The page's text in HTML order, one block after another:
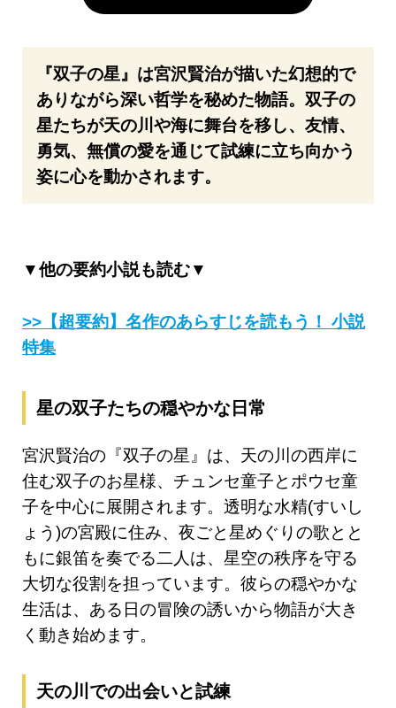
『双子の星』は宮沢賢治が描いた幻想的で
ありながら深い哲学を秘めた物語。双子の
星たちが天の川や海に舞台を移し、友情、
勇気、無償の愛を通じて試練に立ち向かう
姿に心を動かされます。
▼他の要約小説も読む▼
>>【超要約】名作のあらすじを読もう！ 小説
特集
星の双子たちの穏やかな日常
宮沢賢治の『双子の星』は、天の川の西岸に
住む双子のお星様、チュンセ童子とポウセ童
子を中心に展開されます。透明な水精(すいし
ょう)の宮殿に住み、夜ごと星めぐりの歌とと
もに銀笛を奏でる二人は、星空の秩序を守る
大切な役割を担っています。彼らの穏やかな
生活は、ある日の冒険の誘いから物語が大き
く動き始めます。
天の川での出会いと試練